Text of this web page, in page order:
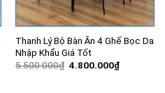
Thanh Lý Bộ Bàn Ăn 4 Ghế Bọc Da
Nhập Khẩu Giá Tốt
5.500.000₫ Giá
4.800.000₫Giá
hiện